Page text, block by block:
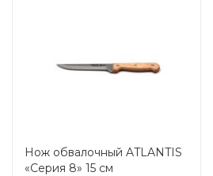
Нож обвалочный ATLANTIS
«Серия 8» 15 см